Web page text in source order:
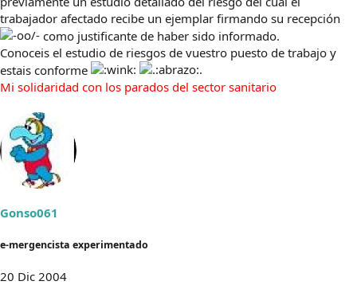
trabajador afectado recibe un ejemplar firmando su recepción
como justificante de haber sido informado.
Conoceis el estudio de riesgos de vuestro puesto de trabajo y
estais conforme
Mi solidaridad con los parados del sector sanitario
Gonso061
e-mergencista experimentado
20 Dic 2004